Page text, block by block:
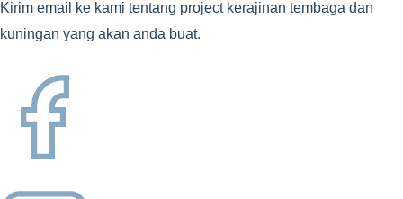
Kirim email ke kami tentang project kerajinan tembaga dan
kuningan yang akan anda buat.